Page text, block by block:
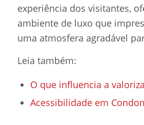
experiência dos visitantes,
ambiente de luxo que
uma atmosfera agradável
Leia também:
O que influencia a
Acessibilidade em